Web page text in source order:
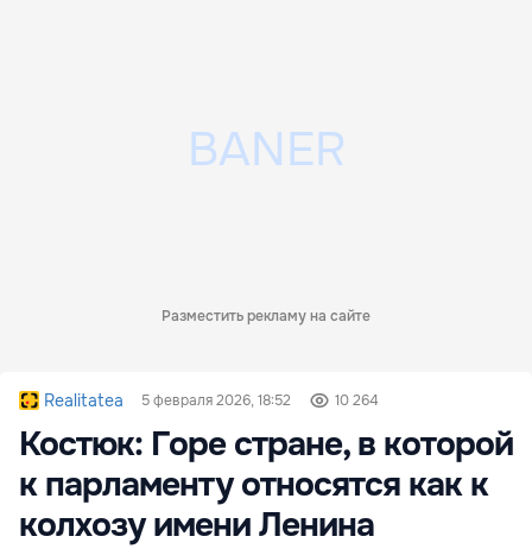
Разместить рекламу на сайте
Realitatea 5 февраля 2026, 18:52 10 264
Костюк: Горе стране, в которой
к парламенту относятся как к
колхозу имени Ленина